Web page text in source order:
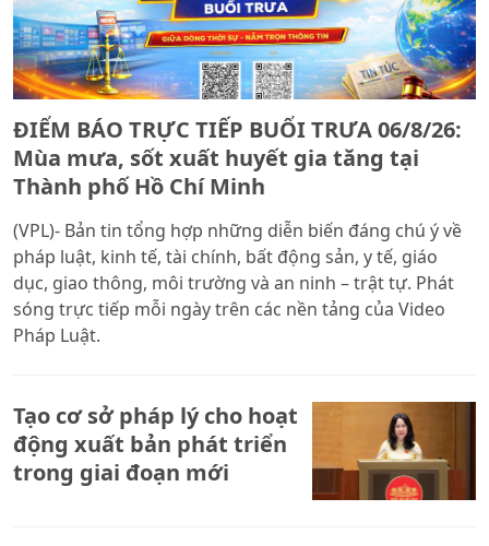
ĐIỂM BÁO TRỰC TIẾP BUỔI TRƯA 06/8/26:
Mùa mưa, sốt xuất huyết gia tăng tại
Thành phố Hồ Chí Minh
(VPL)- Bản tin tổng hợp những diễn biến đáng chú ý về
pháp luật, kinh tế, tài chính, bất động sản, y tế, giáo
dục, giao thông, môi trường và an ninh – trật tự. Phát
sóng trực tiếp mỗi ngày trên các nền tảng của Video
Pháp Luật.
Tạo cơ sở pháp lý cho hoạt
động xuất bản phát triển
trong giai đoạn mới